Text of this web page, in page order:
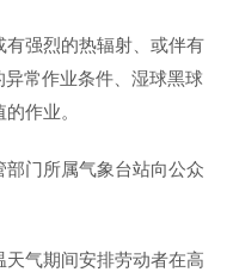
强烈的热辐射、或伴有
常作业条件、湿球黑球
作业。
门所属气象台站向公众
气期间安排劳动者在高